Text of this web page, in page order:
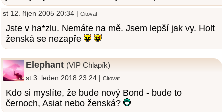
st 12. říjen 2005 20:34 | Citovat
Jste v ha*zlu. Nemáte na mě. Jsem lepší jak vy. Holt
ženská se nezapře
Elephant (VIP Chlapík)
st 3. leden 2018 23:24 |Citovat
Kdo si myslíte, že bude nový Bond - bude to
černoch, Asiat nebo ženská?